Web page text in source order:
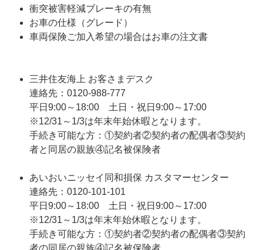
衝突被害軽減ブレーキの有無
お車の仕様（グレード）
車両保険ご加入希望の場合はお車の注文書
三井住友海上 お客さまデスク
連絡先：0120-988-777
平日9:00～18:00 土日・祝日9:00～17:00
※12/31～1/3は年末年始休暇となります。
手続き可能な方：①契約者②契約者の配偶者③契約
者と同居の親族④記名被保険者
あいおいニッセイ同和損保 カスタマーセンター
連絡先：0120-101-101
平日9:00～18:00 土日・祝日9:00～17:00
※12/31～1/3は年末年始休暇となります。
手続き可能な方：①契約者②契約者の配偶者③契約
者の同居の親族④記名被保険者